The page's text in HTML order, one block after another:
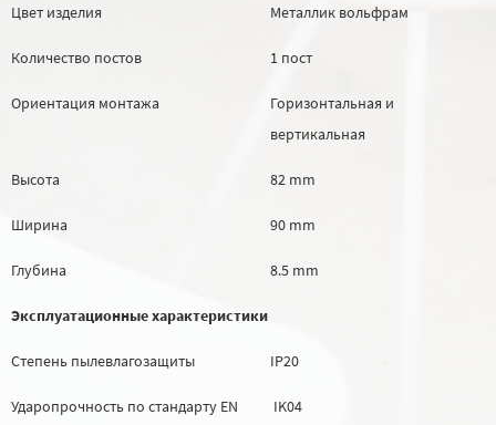
Цвет изделия Металлик вольфрам
Количество постов 1 пост
Ориентация монтажа
Горизонтальная и
вертикальная
Высота 82 mm
Ширина 90 mm
Глубина 8.5 mm
Эксплуатационные характеристики
Степень пылевлагозащиты IP20
Ударопрочность по стандарту EN
IK04